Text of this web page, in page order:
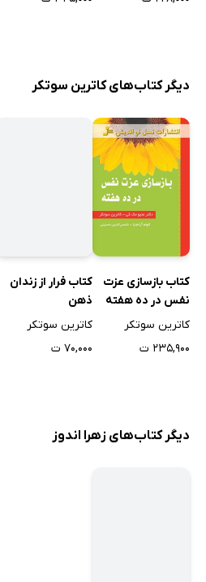
دیگر کتاب‌های کاترین سوتکر
کتاب بازسازی عزت
نفس در ده هفته
کاترین سوتکر
۲۳۵,۹۰۰ ت
کتاب فرار از زندان
ذهن
کاترین سوتکر
۷۰,۰۰۰ ت
دیگر کتاب‌های زهرا اندوز